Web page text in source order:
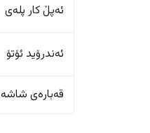
ئەپڵ کار پلەی
ئەندرۆید ئۆتۆ
قەبارەی شاشە